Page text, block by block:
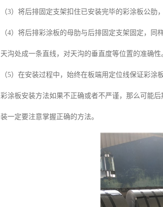
（3）将后排固定支架扣住已安装完毕的彩涂板公肋
（4）将后排彩涂板的母肋与后排固定支架固定，
天沟处成一条直线，对天沟的垂直度等位置的准确性
（5）在安装过程中，始终在板端用定位线保证彩涂
彩涂板安装方法如果不正确或者不严谨，那么可能
装一定要注意掌握正确的方法。